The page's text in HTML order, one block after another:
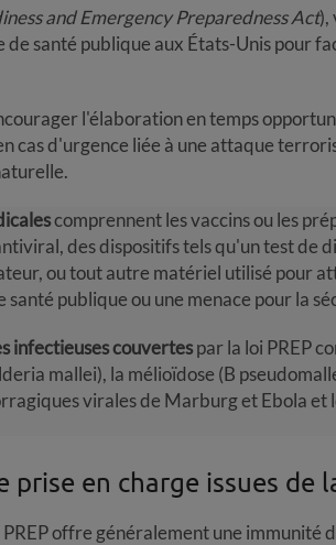
and Emergency Preparedness Act),
de santé publique aux États-Unis pour
l'élaboration en temps
cas d'urgence liée à une attaque
comprennent les vaccins ou les
des dispositifs tels qu'un test de
ou tout autre matériel utilisé pour
santé publique ou une menace pour la
infectieuses couvertespar la loi PREP
mallei), la mélioïdose (B
virales de Marburg et Ebola
prise en charge issues de
offre généralement une immunité